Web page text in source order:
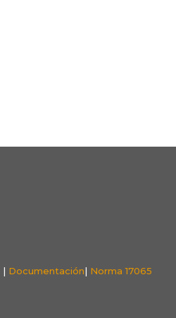
| Documentación| Norma 17065